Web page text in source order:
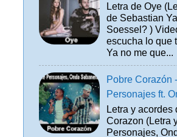
Letra de Oye
de Sebastian
Soessel? )
escucha lo que
Ya no me que...
Pobre Corazón
Personajes ft.
Letra y
Corazon (Letra
Personajes,